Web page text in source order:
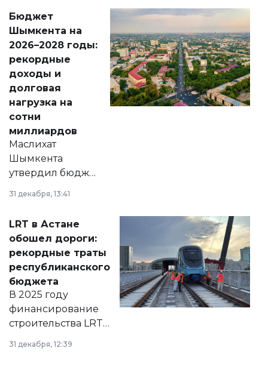
народу
Венесуэлы.
Бюджет
Шымкента на
2026–2028 годы:
рекордные
доходы и
долговая
нагрузка на
сотни
миллиардов
Маслихат
Шымкента
утвердил бюджет
города на 2026–
2028 годы.
документ
появился в базе
нормативных
правовых актов и
на сайте маслихат
города.
31 декабря, 13:41
LRT в Астане
обошел дороги:
рекордные траты
республиканского
бюджета
В 2025 году
финансирование
строительства LRT
в Астане из
республиканского
31 декабря, 12:39